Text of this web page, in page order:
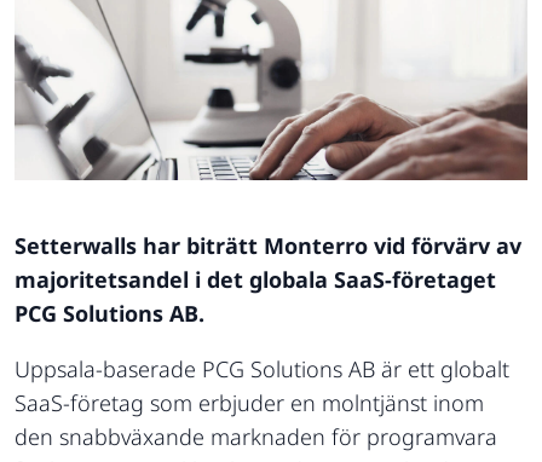
Setterwalls har biträtt Monterro vid förvärv av
majoritetsandel i det globala SaaS-företaget
PCG Solutions AB.
Uppsala-baserade PCG Solutions AB är ett globalt
SaaS-företag som erbjuder en molntjänst inom
den snabbväxande marknaden för programvara